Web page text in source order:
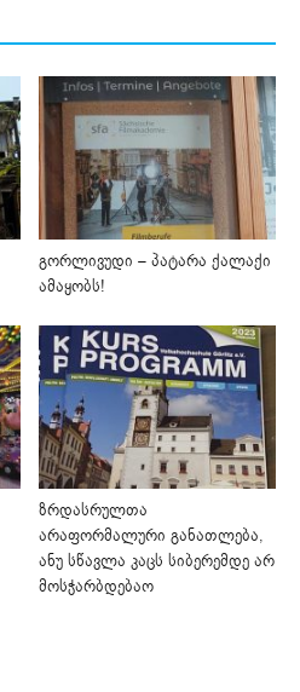
გორლივუდი – პატარა ქალაქი
ამაყობს!
ზრდასრულთა
არაფორმალური განათლება,
ანუ სწავლა კაცს სიბერემდე არ
მოსჭარბდებაო